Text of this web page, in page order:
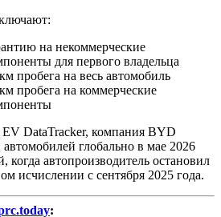
на некоммерческие
для первого владельца
пробега на весь автомобиль
пробега на коммерческие
DataTracker, компания BYD
глобально в мае 2026
когда автопроизводитель остановил
исчислении с сентября 2025 года.
: